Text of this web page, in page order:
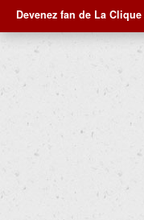
Devenez fan de La